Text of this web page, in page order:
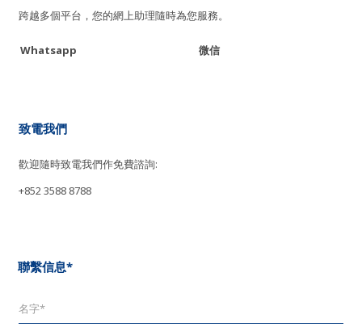
跨越多個平台，您的網上助理隨時為您服務。
Whatsapp 微信
致電我們
歡迎隨時致電我們作免費諮詢:
+852 3588 8788
聯繫信息*